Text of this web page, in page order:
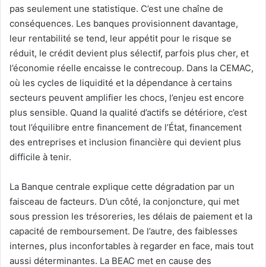
pas seulement une statistique. C’est une chaîne de
conséquences. Les banques provisionnent davantage,
leur rentabilité se tend, leur appétit pour le risque se
réduit, le crédit devient plus sélectif, parfois plus cher, et
l’économie réelle encaisse le contrecoup. Dans la CEMAC,
où les cycles de liquidité et la dépendance à certains
secteurs peuvent amplifier les chocs, l’enjeu est encore
plus sensible. Quand la qualité d’actifs se détériore, c’est
tout l’équilibre entre financement de l’État, financement
des entreprises et inclusion financière qui devient plus
difficile à tenir.
La Banque centrale explique cette dégradation par un
faisceau de facteurs. D’un côté, la conjoncture, qui met
sous pression les trésoreries, les délais de paiement et la
capacité de remboursement. De l’autre, des faiblesses
internes, plus inconfortables à regarder en face, mais tout
aussi déterminantes. La BEAC met en cause des